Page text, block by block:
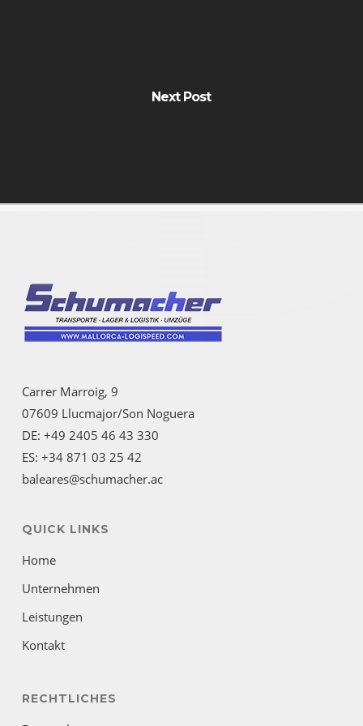
Next Post
Carrer Marroig, 9
07609 Llucmajor/Son Noguera
DE: +49 2405 46 43 330
ES: +34 871 03 25 42
baleares@schumacher.ac
QUICK LINKS
Home
Unternehmen
Leistungen
Kontakt
RECHTLICHES